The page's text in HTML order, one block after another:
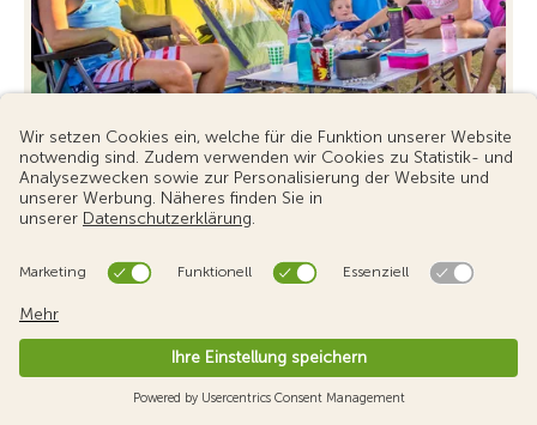
Camping Mitgliedschaft
Willkommen in der Camping-Community!